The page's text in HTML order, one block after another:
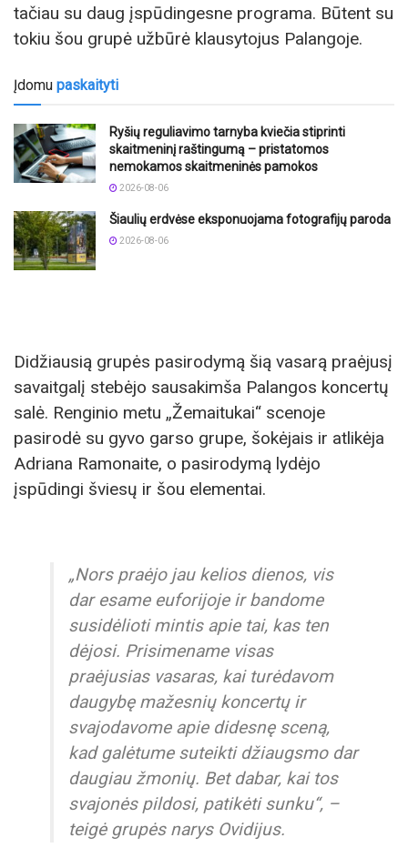
tačiau su daug įspūdingesne programa. Būtent su
tokiu šou grupė užbūrė klausytojus Palangoje.
Įdomu paskaityti
Ryšių reguliavimo tarnyba kviečia stiprinti
skaitmeninį raštingumą – pristatomos
nemokamos skaitmeninės pamokos
2026-08-06
Šiaulių erdvėse eksponuojama fotografijų paroda
2026-08-06
Didžiausią grupės pasirodymą šią vasarą praėjusį
savaitgalį stebėjo sausakimša Palangos koncertų
salė. Renginio metu „Žemaitukai“ scenoje
pasirodė su gyvo garso grupe, šokėjais ir atlikėja
Adriana Ramonaite, o pasirodymą lydėjo
įspūdingi šviesų ir šou elementai.
„Nors praėjo jau kelios dienos, vis
dar esame euforijoje ir bandome
susidėlioti mintis apie tai, kas ten
dėjosi. Prisimename visas
praėjusias vasaras, kai turėdavom
daugybę mažesnių koncertų ir
svajodavome apie didesnę sceną,
kad galėtume suteikti džiaugsmo dar
daugiau žmonių. Bet dabar, kai tos
svajonės pildosi, patikėti sunku“, –
teigė grupės narys Ovidijus.